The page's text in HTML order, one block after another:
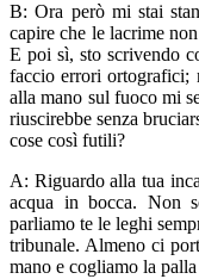
B: Ora però mi stai
capire che le lacrime
E poi sì, sto scrivendo
faccio errori ortografici;
alla mano sul fuoco mi
riuscirebbe senza
cose così futili?
A: Riguardo alla tua
acqua in bocca. Non
parliamo te le leghi
tribunale. Almeno ci
mano e cogliamo la